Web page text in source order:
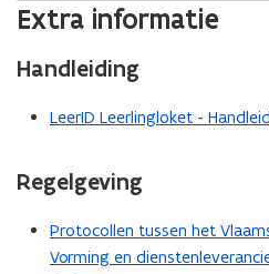
Extra informatie
Handleiding
LeerID Leerlingloket -
(
D
F
b
e
Regelgeving
Protocollen tussen het
Vorming en